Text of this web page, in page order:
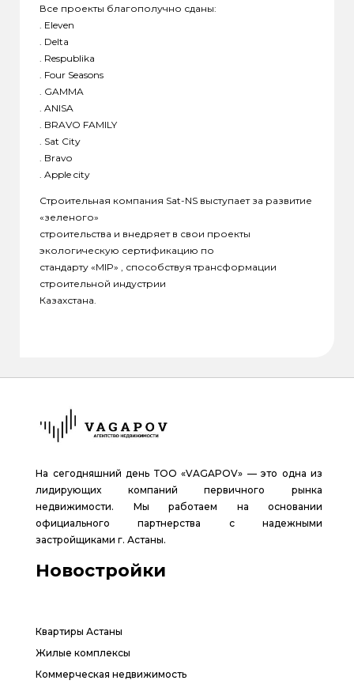
Все проекты благополучно сданы:
. Eleven
. Delta
. Respublika
. Four Seasons
. GAMMA
. ANISA
. BRAVO FAMILY
. Sat City
. Bravo
. Apple city
Строительная компания Sat-NS выступает за развитие
«зеленого»
строительства и внедряет в свои проекты
экологическую сертификацию по
стандарту «ӨMIP» , способствуя трансформации
строительной индустрии
Казахстана.
На сегодняшний день ТОО «VAGAPOV» — это одна из
лидирующих компаний первичного рынка
недвижимости. Мы работаем на основании
официального партнерства с надежными
застройщиками г. Астаны.
Новостройки
Квартиры Астаны
Жилые комплексы
Коммерческая недвижимость